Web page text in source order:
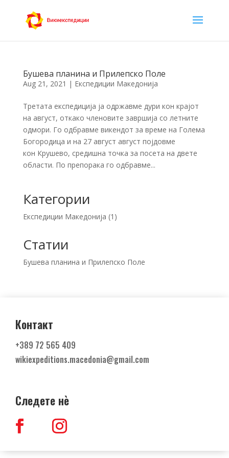
Бушева планина и Прилепско Поле
Aug 21, 2021 | Експедиции Македонија
Третата експедиција ја одржавме дури кон крајот
на август, откако членовите завршија со летните
одмори. Го одбравме викендот за време на Голема
Богородица и на 27 август август појдовме
кон Крушево, средишна точка за посета на двете
области. По препорака го одбравме...
Категории
Експедиции Македонија (1)
Статии
Бушева планина и Прилепско Поле
Контакт
+389 72 565 409
wikiexpeditions.macedonia@gmail.com
Следете нѐ